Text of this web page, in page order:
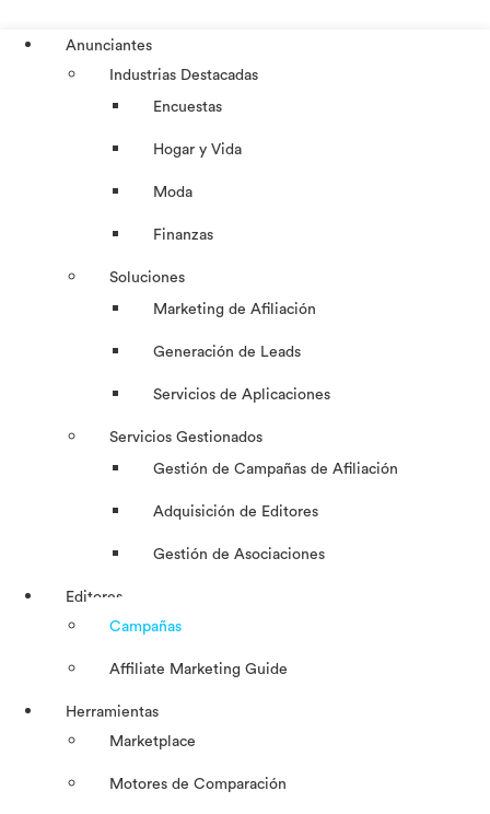
Anunciantes
Industrias Destacadas
Encuestas
Hogar y Vida
Moda
Finanzas
Soluciones
Marketing de Afiliación
Generación de Leads
Servicios de Aplicaciones
Servicios Gestionados
Gestión de Campañas de Afiliación
Adquisición de Editores
Gestión de Asociaciones
Editores
Campañas
Affiliate Marketing Guide
Herramientas
Marketplace
Motores de Comparación